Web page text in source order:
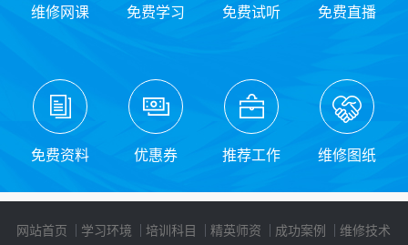
维修网课 免费学习 免费试听 免费直播
免费资料 优惠券 推荐工作 维修图纸
网站首页 学习环境 培训科目 精英师资 成功案例
维修技术